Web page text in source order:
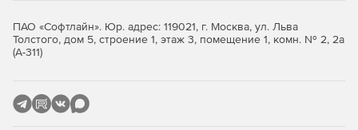
учет выполненных работ по механикам;
взаиморасчеты, движение денежных средств;
ПАО «Софтлайн». Юр. адрес: 119021, г. Москва, ул. Льва
Толстого, дом 5, строение 1, этаж 3, помещение 1, комн. № 2, 2а
(А-311)